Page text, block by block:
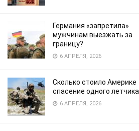
Германия «запретила»
мужчинам выезжать за
границу?
6 АПРЕЛЯ, 2026
Сколько стоило Америке
спасение одного летчика
6 АПРЕЛЯ, 2026